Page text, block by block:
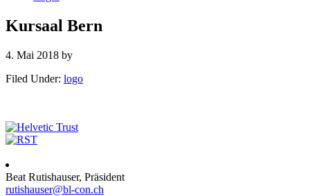
Kursaal Bern
4. Mai 2018 by
Filed Under: logo
Beat Rutishauser, Präsident
rutishauser@bl-con.ch